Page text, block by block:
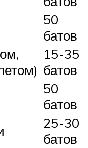
50
батов
15-35
батов
50
батов
25-30
батов